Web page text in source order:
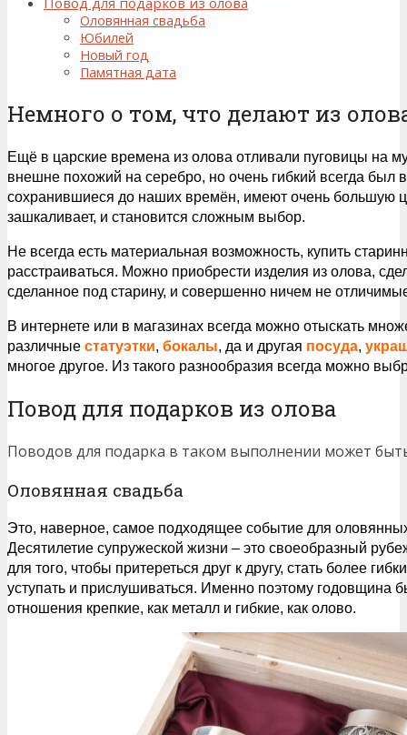
Оловянная свадьба
Юбилей
Новый год
Памятная дата
Немного о том, что делают из
Ещё в царские времена из олова отливали пуговицы на
внешне похожий на серебро, но очень гибкий всегда был
сохранившиеся до наших времён, имеют очень большую
зашкаливает, и становится сложным выбор.
Не всегда есть материальная возможность, купить
расстраиваться. Можно приобрести изделия из олова,
сделанное под старину, и совершенно ничем не
В интернете или в магазинах всегда можно отыскать
различные статуэтки, бокалы, да и другая посуда,
многое другое. Из такого разнообразия всегда можно
Повод для подарков из олова
Поводов для подарка в таком выполнении может
Оловянная свадьба
Это, наверное, самое подходящее событие для
Десятилетие супружеской жизни – это своеобразный
для того, чтобы притереться друг к другу, стать более
уступать и прислушиваться. Именно поэтому годовщина
отношения крепкие, как металл и гибкие, как олово.